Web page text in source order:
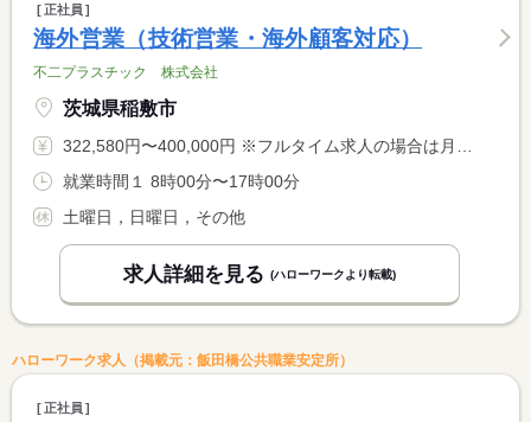
正社員
海外営業（技術営業・海外顧客対応）
不二プラスチック 株式会社
茨城県稲敷市
322,580円〜400,000円 ※フルタイム求人の場合は月額（換算額）、パート求人の場合は時間額を表示しています。
就業時間１ 8時00分〜17時00分
土曜日，日曜日，その他
求人詳細を見る (ハローワークより転載)
ハローワーク求人（掲載元：飯田橋公共職業安定所）
正社員